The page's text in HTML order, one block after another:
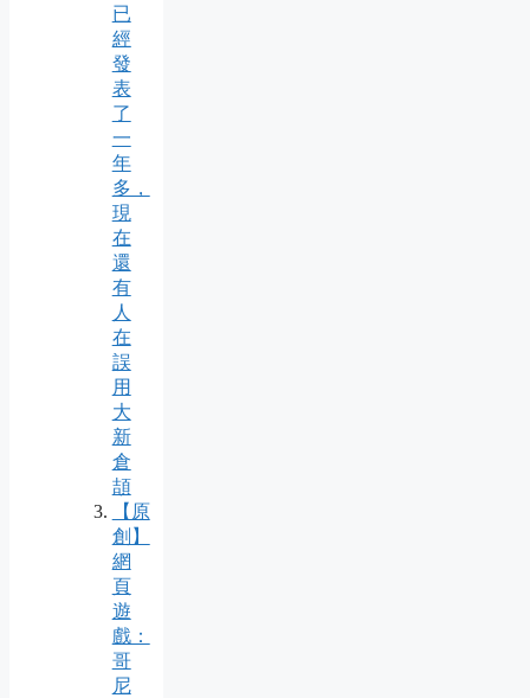
已
經
發
表
了
一
年
多，
現
在
還
有
人
在
誤
用
大
新
倉
頡
【原
創】
網
頁
遊
戲：
哥
尼